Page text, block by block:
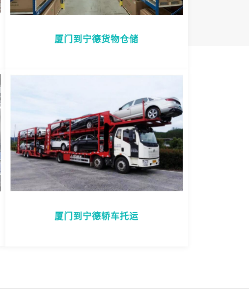
厦门到宁德货物仓储
厦门到宁德轿车托运